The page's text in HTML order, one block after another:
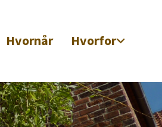
Hvornår Hvorfor